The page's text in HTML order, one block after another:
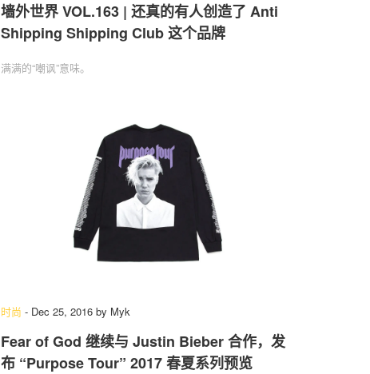
墙外世界 VOL.163 | 还真的有人创造了 Anti
Shipping Shipping Club 这个品牌
满满的“嘲讽”意味。
时尚 - Dec 25, 2016 by Myk
Fear of God 继续与 Justin Bieber 合作，发
布 “Purpose Tour” 2017 春夏系列预览